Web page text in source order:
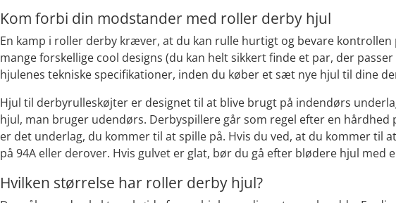
Kom forbi din modstander med roller derby hjul
En kamp i roller derby kræver, at du kan rulle hurtigt og bevare
mange forskellige cool designs (du kan helt sikkert finde et par, der
hjulenes tekniske specifikationer, inden du køber et sæt nye hjul til dine
Hjul til derbyrulleskøjter er designet til at blive brugt på indendørs
hjul, man bruger udendørs. Derbyspillere går som regel efter en hårdhed
er det underlag, du kommer til at spille på. Hvis du ved, at du kommer til
på 94A eller derover. Hvis gulvet er glat, bør du gå efter blødere hjul med
Hvilken størrelse har roller derby hjul?